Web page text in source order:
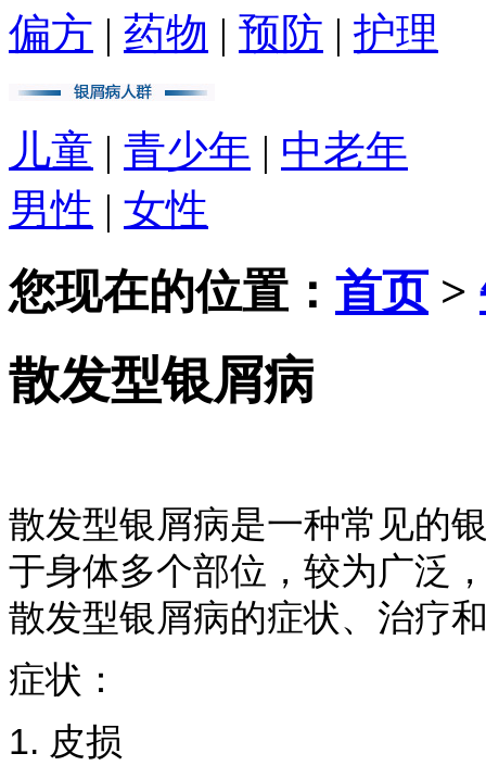
偏方 | 药物 | 预防 | 护理
儿童 | 青少年 | 中老年
男性 | 女性
您现在的位置： 首页>
散发型银屑病
散发型银屑病是一种常见的
于身体多个部位，较为广泛
散发型银屑病的症状、治疗
症状：
1. 皮损